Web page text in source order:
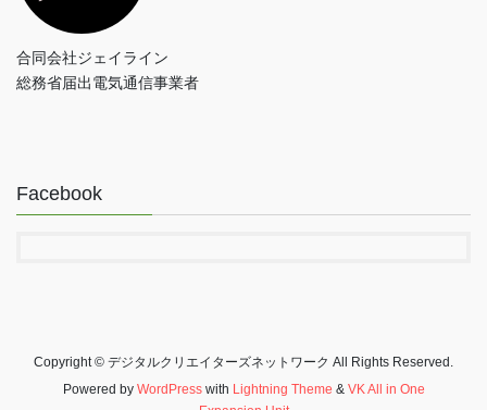
合同会社ジェイライン
総務省届出電気通信事業者
Facebook
Copyright © デジタルクリエイターズネットワーク All Rights Reserved.
Powered by WordPresswith Lightning Theme & VK All in One